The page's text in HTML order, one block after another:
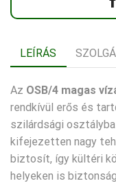
LEÍRÁS
Az OSB/4 magas
rendkívül erős és
szilárdsági
kifejezetten nagy
biztosít, így kültéri
helyeken is